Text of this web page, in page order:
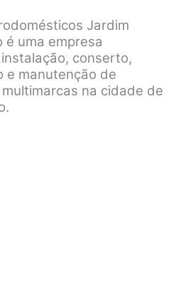
Jardim
é uma empresa
conserto,
e manutenção de
na cidade de